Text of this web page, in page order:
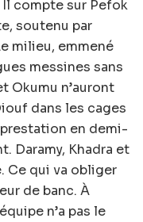
compte sur Pefok
soutenu par
milieu, emmené
messines sans
Okumu n’auront
dans les cages
en demi-
Daramy, Khadra et
Ce qui va obliger
de banc. À
n’a pas le